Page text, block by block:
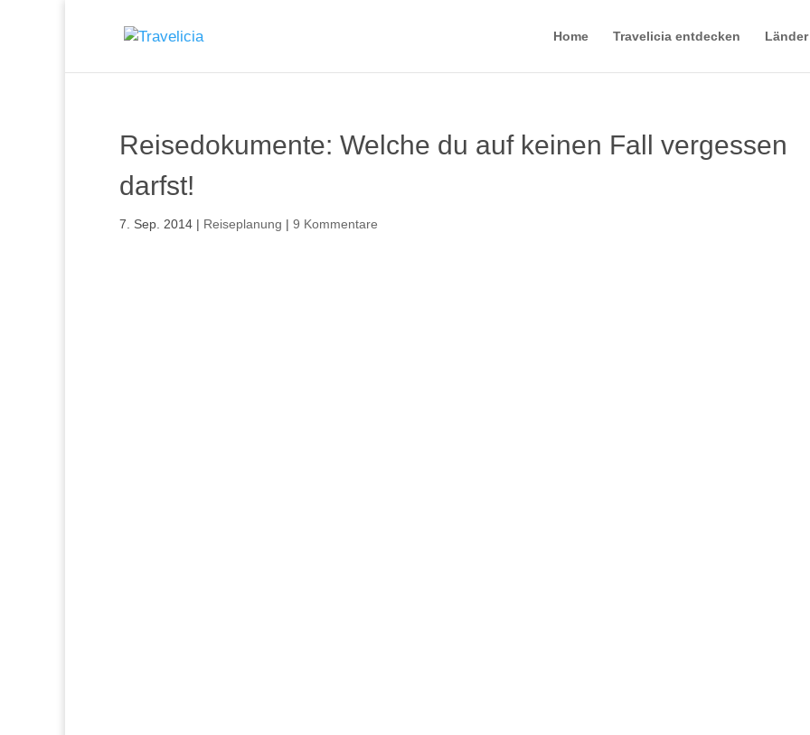
Home Travelicia entdecken Länder
Reisedokumente: Welche du auf keinen Fall vergessen
darfst!
7. Sep. 2014 | Reiseplanung | 9 Kommentare